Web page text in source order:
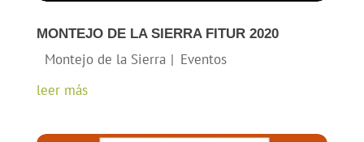
MONTEJO DE LA SIERRA FITUR 2020
leer más